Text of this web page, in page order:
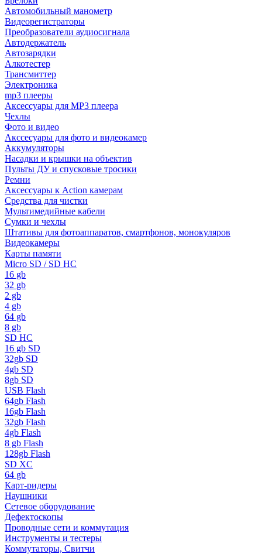
Автомобильный манометр
Видеорегистраторы
Преобразователи аудиосигнала
Автодержатель
Автозарядки
Алкотестер
Трансмиттер
Электроника
mp3 плееры
Аксессуары для MP3 плеера
Чехлы
Фото и видео
Акссесуары для фото и видеокамер
Аккумуляторы
Насадки и крышки на объектив
Пульты ДУ и спусковые тросики
Ремни
Аксессуары к Action камерам
Средства для чистки
Мультимедийные кабели
Сумки и чехлы
Штативы для фотоаппаратов, смартфонов, монокуляров
Видеокамеры
Карты памяти
Micro SD / SD HC
16 gb
32 gb
2 gb
4 gb
64 gb
8 gb
SD HC
16 gb SD
32gb SD
4gb SD
8gb SD
USB Flash
64gb Flash
16gb Flash
32gb Flash
4gb Flash
8 gb Flash
128gb Flash
SD XC
64 gb
Карт-ридеры
Наушники
Сетевое оборудование
Дефектоскопы
Проводные сети и коммутация
Инструменты и тестеры
Коммутаторы, Свитчи